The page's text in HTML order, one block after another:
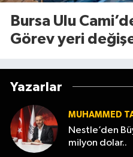
Bursa Ulu
Görev yeri
Yazarlar
MUHAMMED
Nestle’den
milyon dolar..